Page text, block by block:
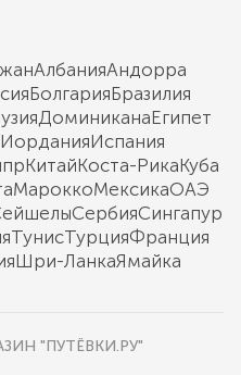
АлбанияАндорра
БолгарияБразилия
ДоминиканаЕгипет
ИорданияИспания
КитайКоста-РикаКуба
МароккоМексикаОАЭ
СербияСингапур
ТунисТурцияФранция
Шри-ЛанкаЯмайка
"ПУТЁВКИ.РУ"